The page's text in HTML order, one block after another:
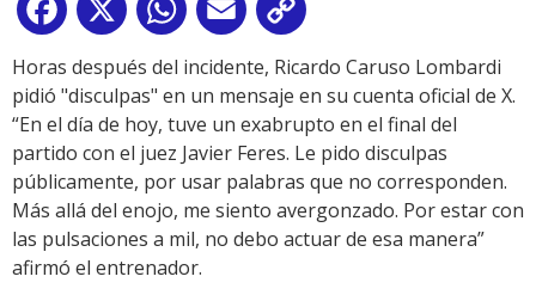
Facebook
X WhatsApp
Email
Link
Horas después del incidente, Ricardo Caruso Lombardi
pidió "disculpas" en un mensaje en su cuenta oficial de X.
“En el día de hoy, tuve un exabrupto en el final del
partido con el juez Javier Feres. Le pido disculpas
públicamente, por usar palabras que no corresponden.
Más allá del enojo, me siento avergonzado. Por estar con
las pulsaciones a mil, no debo actuar de esa manera”
afirmó el entrenador.